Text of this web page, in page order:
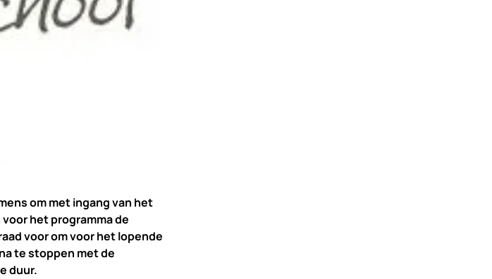
om met ingang van het
het programma de
voor om voor het lopende
te stoppen met de
duur.